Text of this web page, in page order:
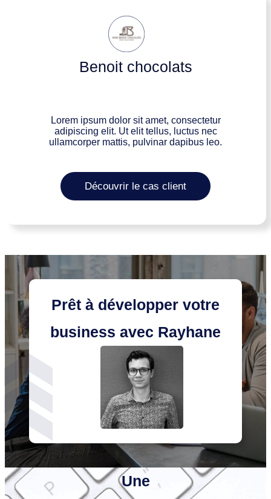
Benoit chocolats
Lorem ipsum dolor sit amet, consectetur
adipiscing elit. Ut elit tellus, luctus nec
ullamcorper mattis, pulvinar dapibus leo.
Découvrir le cas client
Prêt à développer votre
business avec Rayhane
Une